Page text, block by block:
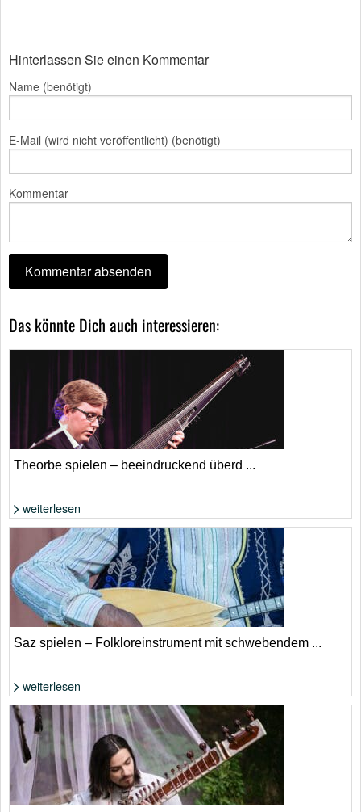
Hinterlassen Sie einen Kommentar
Name (benötigt)
E-Mail (wird nicht veröffentlicht) (benötigt)
Kommentar
Das könnte Dich auch interessieren:
Foto: WikiComments von François Puget
Theorbe spielen – beeindruckend überd ...
weiterlesen
Foto: Shutterstock von CANARAN
Saz spielen – Folkloreinstrument mit schwebendem ...
weiterlesen